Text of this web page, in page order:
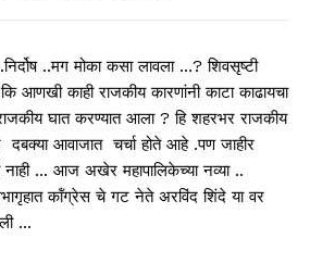
..मग मोका कसा लावला …? शिवसृष्टी
आणखी काही राजकीय कारणांनी काटा काढायचा
घात करण्यात आला ? हि शहरभर राजकीय
दबक्या आवाजात चर्चा होते आहे .पण जाहीर
नाही … आज अखेर महापालिकेच्या नव्या ..
कॉंग्रेस चे गट नेते अरविंद शिंदे या वर
…